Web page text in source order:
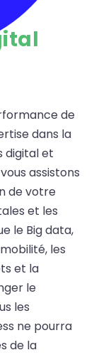
de
dans la
digital et
assistons
de votre
et les
le Big data,
les
et la
le
les
ne pourra
de la